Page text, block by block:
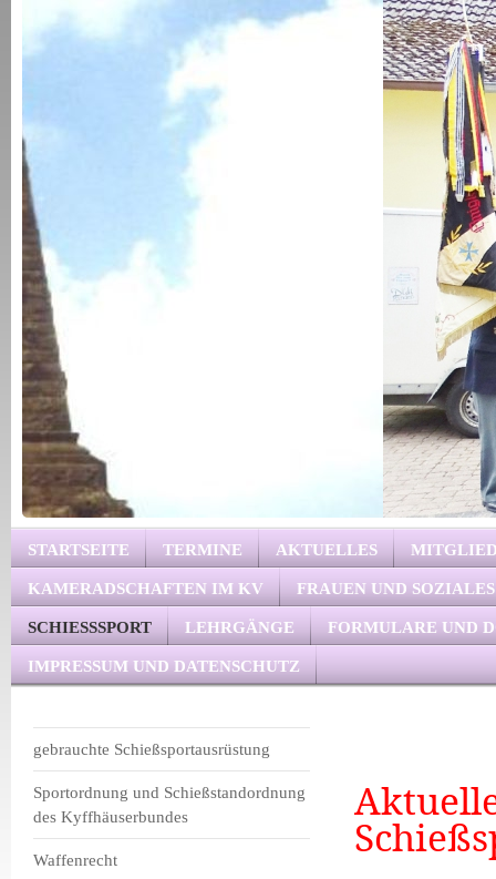
STARTSEITE TERMINE AKTUELLES
KAMERADSCHAFTEN IM KV FRAUEN UND SOZIALES
SCHIESSSPORT LEHRGÄNGE FORMULARE UND
IMPRESSUM UND DATENSCHUTZ
gebrauchte Schießsportausrüstung
Sportordnung und Schießstandordnung
des Kyffhäuserbundes
Waffenrecht